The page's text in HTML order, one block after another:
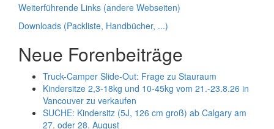
Weiterführende Links (andere Webseiten)
Downloads (Packliste, Handbücher, ...)
Neue Forenbeiträge
Truck-Camper Slide-Out: Frage zu Stauraum
Kindersitze 2,3-18kg und 10-45kg vom 21.-23.8.26 in
Vancouver zu verkaufen
SUCHE: Kindersitz (5J, 126 cm groß) ab Calgary am
27. oder 28. August